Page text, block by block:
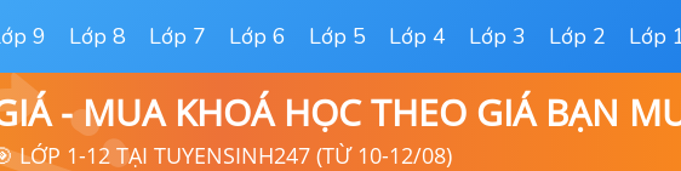
9 Lớp 8 Lớp 7 Lớp 6 Lớp 5 Lớp 4 Lớp 3 Lớp 2 Lớp
- MUA KHOÁ HỌC THEO GIÁ BẠN
LỚP 1-12 TẠI TUYENSINH247 (TỪ 10-12/08)